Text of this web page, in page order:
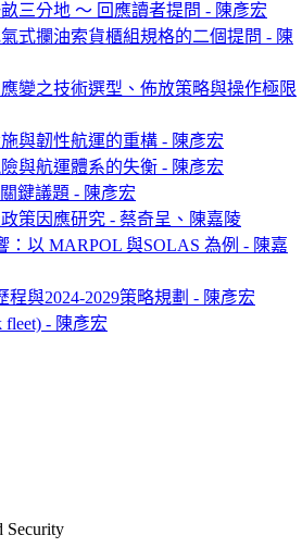
三分地 ～ 回應讀者提問 - 陳彥宏
式攔油索貨櫃組規格的二個提問 - 陳
變之技術選型、佈放策略與操作極限
與韌性航運的重構 - 陳彥宏
與航運體系的失衡 - 陳彥宏
鍵議題 - 陳彥宏
策因應研究 - 蔡奇呈、陳嘉陵
以 MARPOL 與SOLAS 為例 - 陳嘉
與2024-2029策略規劃 - 陳彥宏
- 陳彥宏
Security